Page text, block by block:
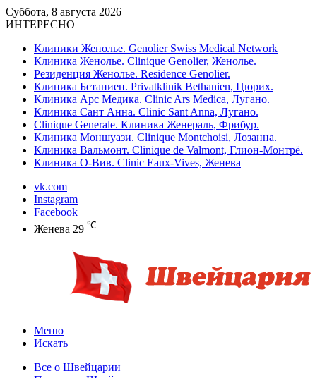
Суббота, 8 августа 2026
ИНТЕРЕСНО
Клиники Женолье. Genolier Swiss Medical Network
Клиника Женолье. Clinique Genolier, Женолье.
Резиденция Женолье. Residence Genolier.
Клиника Бетаниен. Privatklinik Bethanien, Цюрих.
Клиника Арс Медика. Clinic Ars Medica, Лугано.
Клиника Сант Анна. Clinic Sant Anna, Лугано.
Clinique Generale. Клиника Женераль, Фрибур.
Клиника Моншуази. Clinique Montchoisi, Лозанна.
Клиника Вальмонт. Clinique de Valmont, Глион-Монтрё.
Клиника О-Вив. Clinic Eaux-Vives, Женева
vk.com
Instagram
Facebook
Женева 29 ℃
Меню
Искать
Все о Швейцарии